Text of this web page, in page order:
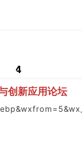
4
创新应用论坛